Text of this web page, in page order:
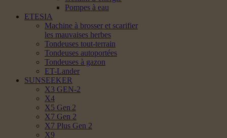
Pompes à eau
ETESIA
Machine à brosser et scarifier
les mauvaises herbes
Tondeuses tout-terrain
Tondeuses autoportées
Tondeuses à gazon
ET-Lander
SUNSEEKER
X3 GEN-2
X4
X5 Gen 2
X7 Gen 2
X7 Plus Gen 2
X9